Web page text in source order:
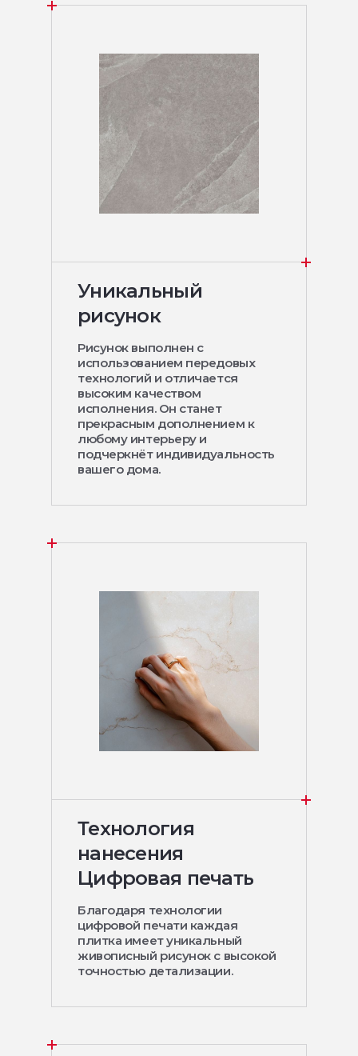
Уникальный
рисунок
Рисунок выполнен с
использованием передовых
технологий и отличается
высоким качеством
исполнения. Он станет
прекрасным дополнением к
любому интерьеру и
подчеркнёт индивидуальность
вашего дома.
Технология
нанесения
Цифровая печать
Благодаря технологии
цифровой печати каждая
плитка имеет уникальный
живописный рисунок с высокой
точностью детализации.